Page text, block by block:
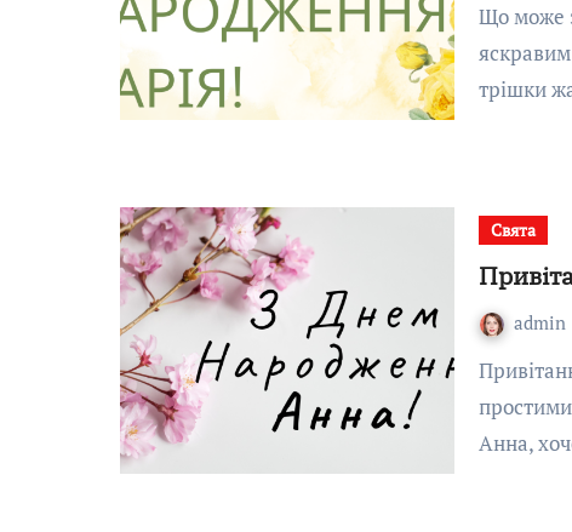
Що може зробити свято незабутнім для дівчини з
трішки
Свята
admin
Привітання бувають різними — ліричними, смішними,
Анна,